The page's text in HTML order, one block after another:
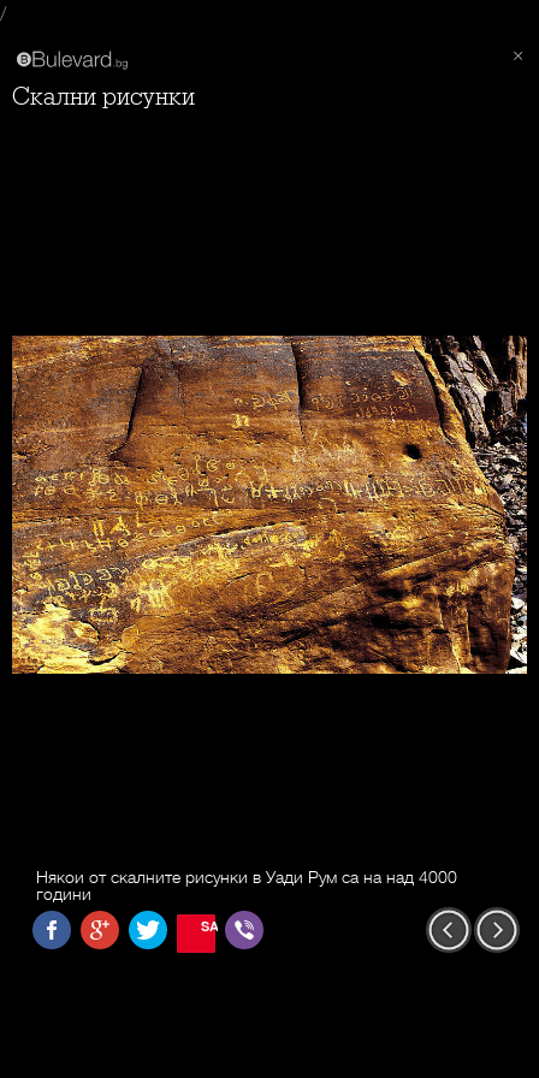
/
Скални рисунки
Някои от скалните рисунки в Уади Рум са на над 4000
години
SAVE